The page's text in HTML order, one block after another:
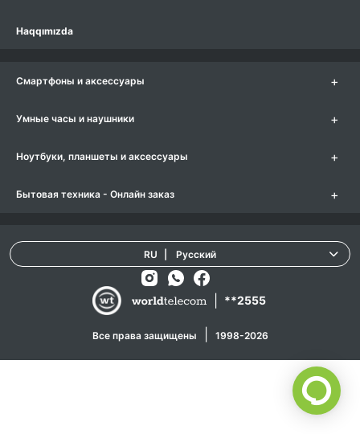
Haqqımızda
Смартфоны и аксессуары +
Умные часы и наушники +
Ноутбуки, планшеты и аксессуары +
Бытовая техника - Онлайн заказ +
**2555
Все права защищены 1998-2026
RU Русский